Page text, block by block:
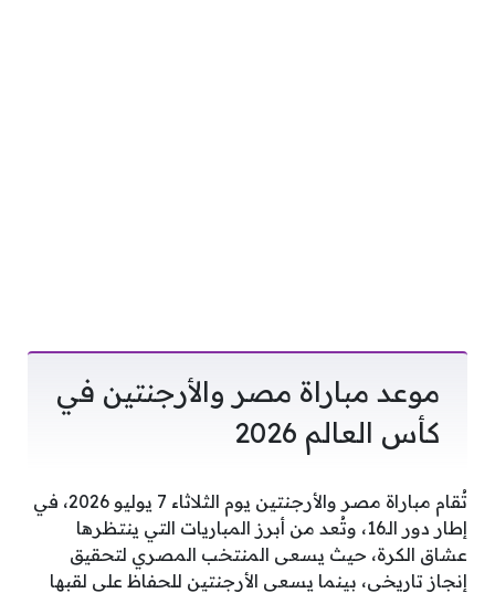
موعد مباراة مصر والأرجنتين في
كأس العالم 2026
تُقام مباراة مصر والأرجنتين يوم الثلاثاء 7 يوليو 2026، في
إطار دور الـ16، وتُعد من أبرز المباريات التي ينتظرها
عشاق الكرة، حيث يسعى المنتخب المصري لتحقيق
إنجاز تاريخي، بينما يسعى الأرجنتين للحفاظ على لقبها